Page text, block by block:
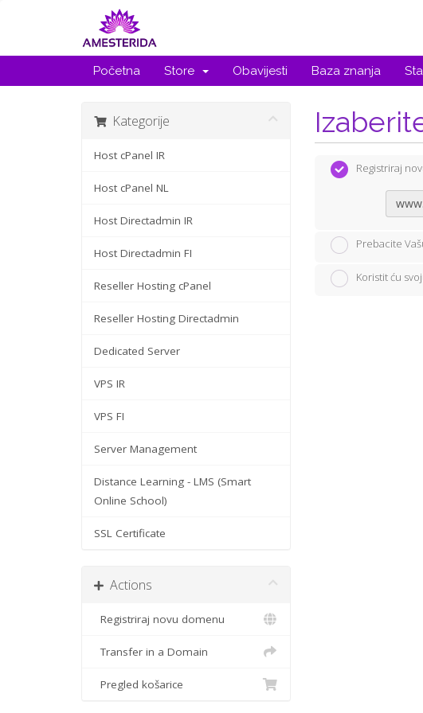
Početna Store Obavijesti Baza znanja
Kategorije
Host cPanel IR
Host cPanel NL
Host Directadmin IR
Host Directadmin FI
Reseller Hosting cPanel
Reseller Hosting Directadmin
Dedicated Server
VPS IR
VPS FI
Server Management
Distance Learning - LMS (Smart
Online School)
SSL Certificate
Actions
Registriraj novu domenu
Transfer in a Domain
Pregled košarice
Registriraj
www.
Prebacite
Koristit ću